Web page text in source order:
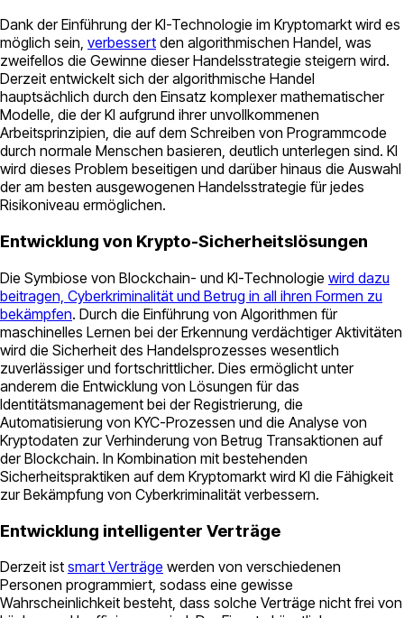
Dank der Einführung der KI-Technologie im Kryptomarkt wird es
möglich sein, verbessert den algorithmischen Handel, was
zweifellos die Gewinne dieser Handelsstrategie steigern wird.
Derzeit entwickelt sich der algorithmische Handel
hauptsächlich durch den Einsatz komplexer mathematischer
Modelle, die der KI aufgrund ihrer unvollkommenen
Arbeitsprinzipien, die auf dem Schreiben von Programmcode
durch normale Menschen basieren, deutlich unterlegen sind. KI
wird dieses Problem beseitigen und darüber hinaus die Auswahl
der am besten ausgewogenen Handelsstrategie für jedes
Risikoniveau ermöglichen.
Entwicklung von Krypto-Sicherheitslösungen
Die Symbiose von Blockchain- und KI-Technologie wird dazu
beitragen, Cyberkriminalität und Betrug in all ihren Formen zu
bekämpfen. Durch die Einführung von Algorithmen für
maschinelles Lernen bei der Erkennung verdächtiger Aktivitäten
wird die Sicherheit des Handelsprozesses wesentlich
zuverlässiger und fortschrittlicher. Dies ermöglicht unter
anderem die Entwicklung von Lösungen für das
Identitätsmanagement bei der Registrierung, die
Automatisierung von KYC-Prozessen und die Analyse von
Kryptodaten zur Verhinderung von Betrug Transaktionen auf
der Blockchain. In Kombination mit bestehenden
Sicherheitspraktiken auf dem Kryptomarkt wird KI die Fähigkeit
zur Bekämpfung von Cyberkriminalität verbessern.
Entwicklung intelligenter Verträge
Derzeit ist smart Verträge werden von verschiedenen
Personen programmiert, sodass eine gewisse
Wahrscheinlichkeit besteht, dass solche Verträge nicht frei von